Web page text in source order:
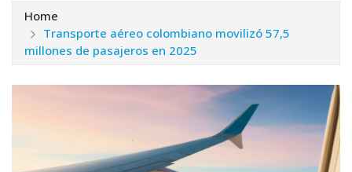
Home
Transporte aéreo colombiano movilizó 57,5
millones de pasajeros en 2025